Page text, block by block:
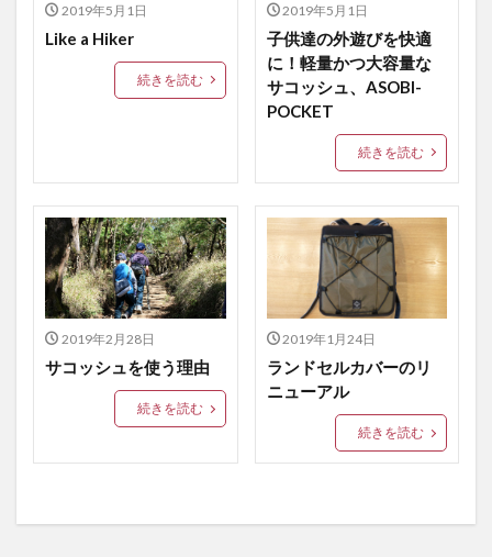
2019年5月1日
Like a Hiker
続きを読む
2019年5月1日
子供達の外遊びを快適
に！軽量かつ大容量な
サコッシュ、ASOBI-
POCKET
続きを読む
2019年2月28日
サコッシュを使う理由
続きを読む
2019年1月24日
ランドセルカバーのリ
ニューアル
続きを読む